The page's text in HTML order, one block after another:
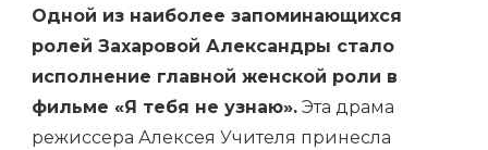
Одной из наиболее запоминающихся
ролей Захаровой Александры стало
исполнение главной женской роли в
фильме «Я тебя не узнаю». Эта драма
режиссера Алексея Учителя принесла